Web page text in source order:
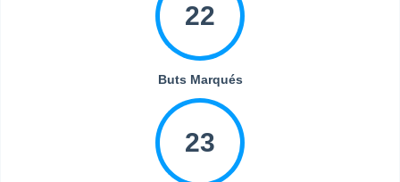
22
Buts Marqués
23